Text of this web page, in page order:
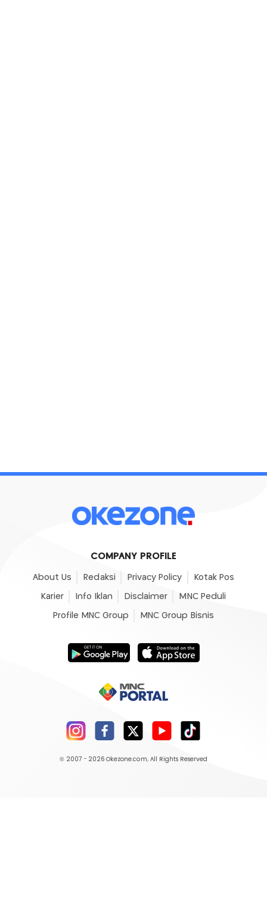
COMPANY PROFILE
About Us Redaksi Privacy Policy Kotak Pos
Karier Info Iklan Disclaimer MNC Peduli
Profile MNC Group MNC Group Bisnis
© 2007 - 2026 Okezone.com, All Rights Reserved